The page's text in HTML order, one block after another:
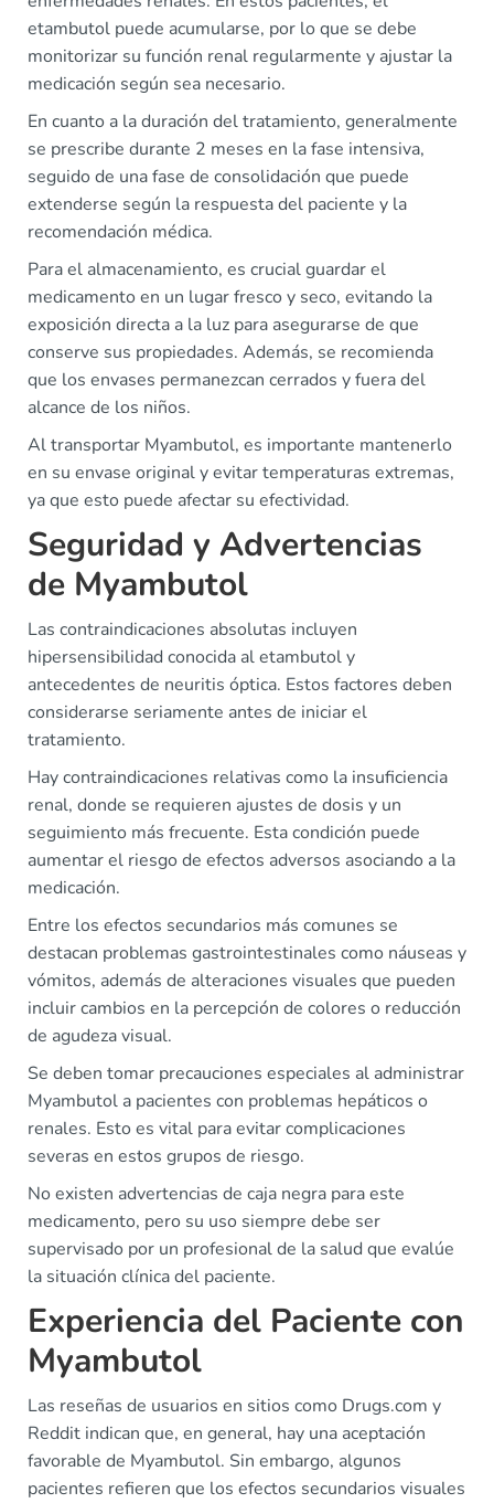
etambutol puede acumularse, por lo que se debe
monitorizar su función renal regularmente y ajustar la
medicación según sea necesario.
En cuanto a la duración del tratamiento, generalmente
se prescribe durante 2 meses en la fase intensiva,
seguido de una fase de consolidación que puede
extenderse según la respuesta del paciente y la
recomendación médica.
Para el almacenamiento, es crucial guardar el
medicamento en un lugar fresco y seco, evitando la
exposición directa a la luz para asegurarse de que
conserve sus propiedades. Además, se recomienda
que los envases permanezcan cerrados y fuera del
alcance de los niños.
Al transportar Myambutol, es importante mantenerlo
en su envase original y evitar temperaturas extremas,
ya que esto puede afectar su efectividad.
Seguridad y Advertencias
de Myambutol
Las contraindicaciones absolutas incluyen
hipersensibilidad conocida al etambutol y
antecedentes de neuritis óptica. Estos factores deben
considerarse seriamente antes de iniciar el
tratamiento.
Hay contraindicaciones relativas como la insuficiencia
renal, donde se requieren ajustes de dosis y un
seguimiento más frecuente. Esta condición puede
aumentar el riesgo de efectos adversos asociando a la
medicación.
Entre los efectos secundarios más comunes se
destacan problemas gastrointestinales como náuseas y
vómitos, además de alteraciones visuales que pueden
incluir cambios en la percepción de colores o reducción
de agudeza visual.
Se deben tomar precauciones especiales al administrar
Myambutol a pacientes con problemas hepáticos o
renales. Esto es vital para evitar complicaciones
severas en estos grupos de riesgo.
No existen advertencias de caja negra para este
medicamento, pero su uso siempre debe ser
supervisado por un profesional de la salud que evalúe
la situación clínica del paciente.
Experiencia del Paciente con
Myambutol
Las reseñas de usuarios en sitios como Drugs.com y
Reddit indican que, en general, hay una aceptación
favorable de Myambutol. Sin embargo, algunos
pacientes refieren que los efectos secundarios visuales